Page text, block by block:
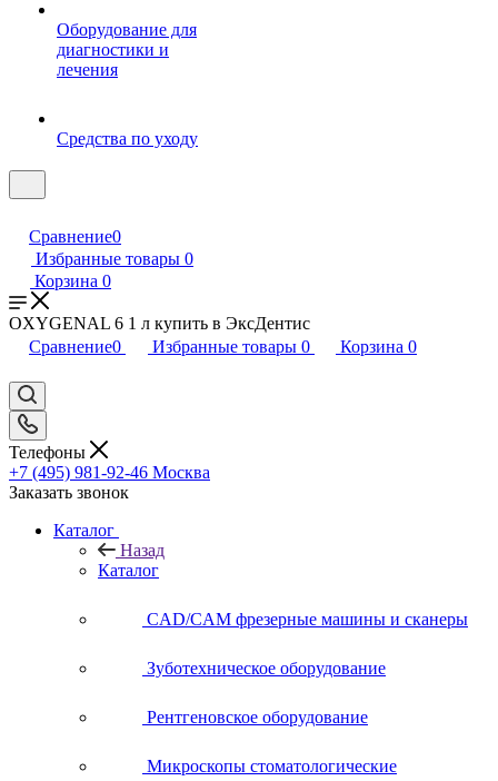
Оборудование для
диагностики и
лечения
Средства по уходу
Сравнение0
Избранные товары 0
Корзина 0
OXYGENAL 6 1 л купить в ЭксДентис
Сравнение0 Избранные товары 0 Корзина 0
Телефоны
+7 (495) 981-92-46 Москва
Заказать звонок
Каталог
Назад
Каталог
CAD/CAM фрезерные машины и сканеры
Зуботехническое оборудование
Рентгеновское оборудование
Микроскопы стоматологические